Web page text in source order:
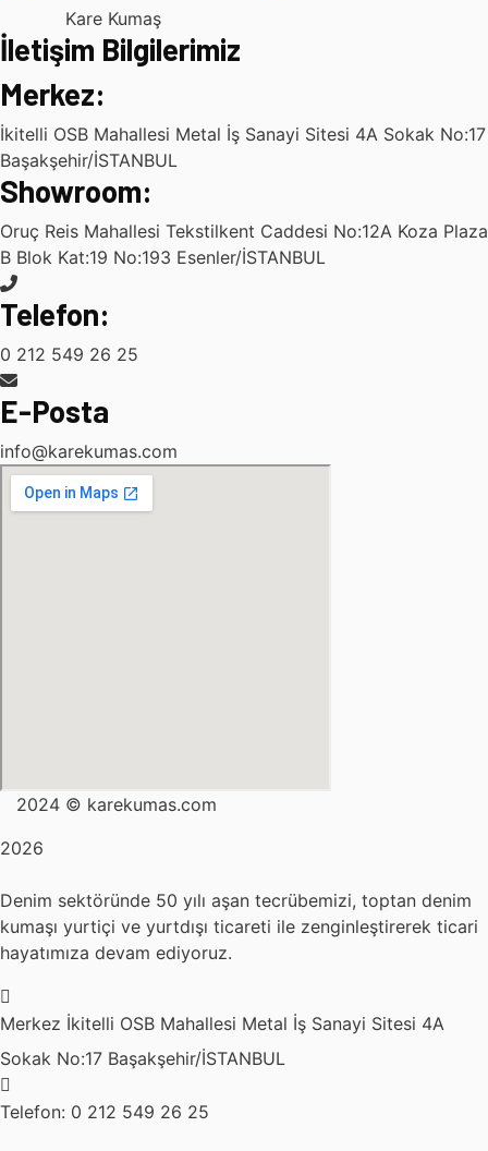
Kare Kumaş
İletişim Bilgilerimiz
Merkez:
İkitelli OSB Mahallesi Metal İş Sanayi Sitesi 4A Sokak No:17
Başakşehir/İSTANBUL
Showroom:
Oruç Reis Mahallesi Tekstilkent Caddesi No:12A Koza Plaza
B Blok Kat:19 No:193 Esenler/İSTANBUL
Telefon:
0 212 549 26 25
E-Posta
info@karekumas.com
2024 © karekumas.com
2026
Denim sektöründe 50 yılı aşan tecrübemizi, toptan denim
kumaşı yurtiçi ve yurtdışı ticareti ile zenginleştirerek ticari
hayatımıza devam ediyoruz.
Merkez İkitelli OSB Mahallesi Metal İş Sanayi Sitesi 4A
Sokak No:17 Başakşehir/İSTANBUL
Telefon: 0 212 549 26 25